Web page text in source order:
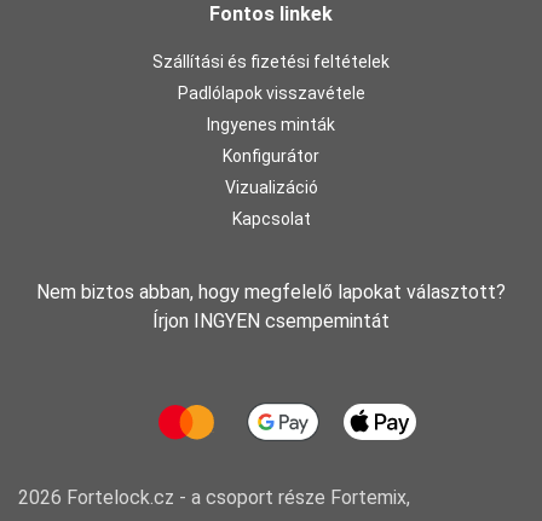
Fontos linkek
Szállítási és fizetési feltételek
Padlólapok visszavétele
Ingyenes minták
Konfigurátor
Vizualizáció
Kapcsolat
Nem biztos abban, hogy megfelelő lapokat választott?
Írjon INGYEN csempemintát
2026 Fortelock.cz - a csoport része Fortemix,